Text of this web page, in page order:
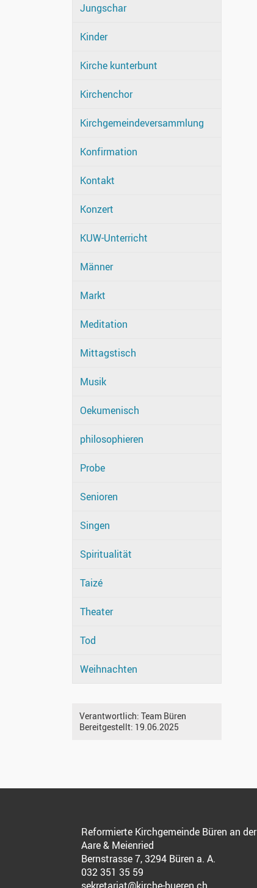
Jungschar
Kinder
Kirche kunterbunt
Kirchenchor
Kirchgemeindeversammlung
Konfirmation
Kontakt
Konzert
KUW-Unterricht
Männer
Markt
Meditation
Mittagstisch
Musik
Oekumenisch
philosophieren
Probe
Senioren
Singen
Spiritualität
Taizé
Theater
Tod
Weihnachten
Verantwortlich: Team Büren
Bereitgestellt: 19.06.2025
Reformierte Kirchgemeinde Büren an der
Aare & Meienried
Bernstrasse 7, 3294 Büren a. A.
032 351 35 59